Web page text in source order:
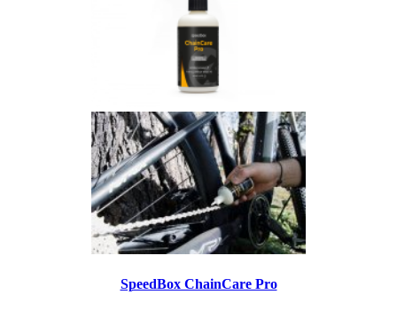
SpeedBox ChainCare Pro